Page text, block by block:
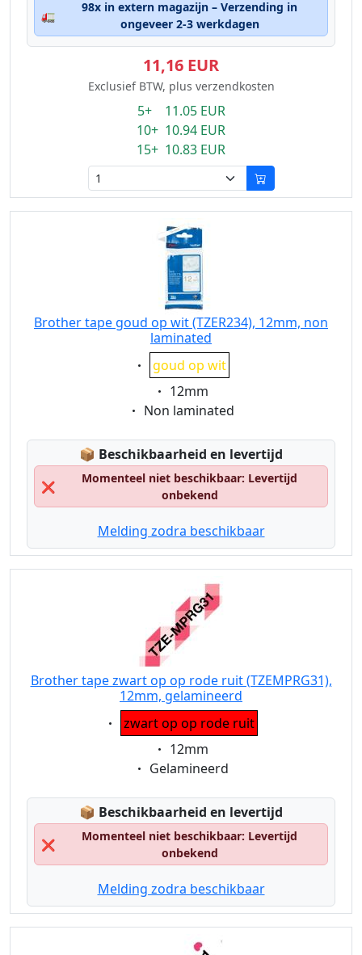
🚛
98x in extern magazijn – Verzending in
ongeveer 2-3 werkdagen
11,16 EUR
Exclusief BTW, plus verzendkosten
5+ 11.05 EUR
10+ 10.94 EUR
15+ 10.83 EUR
Brother tape goud op wit (TZER234), 12mm, non
laminated
Eigenschaft:
goud op wit
Eigenschaft:
12mm
Eigenschaft:
Non laminated
📦 Lagerstatus:
Beschikbaarheid en levertijd
❌
Momenteel niet beschikbaar: Levertijd
onbekend
Melding zodra beschikbaar
Brother tape zwart op op rode ruit (TZEMPRG31),
12mm, gelamineerd
Eigenschaft:
zwart op op rode ruit
Eigenschaft:
12mm
Eigenschaft:
Gelamineerd
📦 Lagerstatus:
Beschikbaarheid en levertijd
❌
Momenteel niet beschikbaar: Levertijd
onbekend
Melding zodra beschikbaar